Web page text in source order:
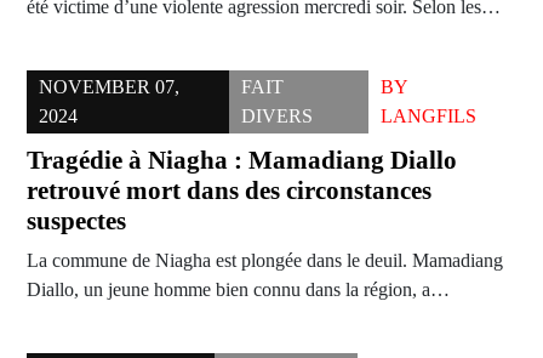
été victime d’une violente agression mercredi soir. Selon les…
NOVEMBER 07,
2024
FAIT
DIVERS
BY
LANGFILS
Tragédie à Niagha : Mamadiang Diallo
retrouvé mort dans des circonstances
suspectes
La commune de Niagha est plongée dans le deuil. Mamadiang
Diallo, un jeune homme bien connu dans la région, a…